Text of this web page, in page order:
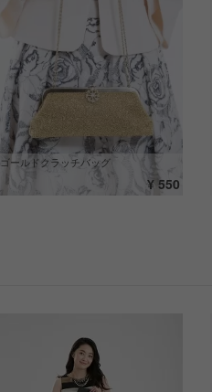
ゴールドクラッチバッグ
¥ 550